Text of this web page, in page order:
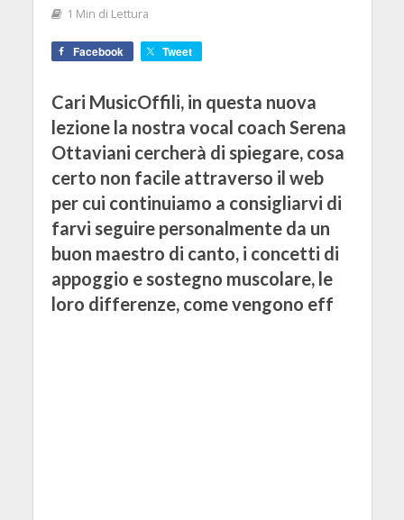
1 Min di Lettura
Facebook Tweet
Cari MusicOffili, in questa nuova
lezione la nostra vocal coach Serena
Ottaviani cercherà di spiegare, cosa
certo non facile attraverso il web
per cui continuiamo a consigliarvi di
farvi seguire personalmente da un
buon maestro di canto, i concetti di
appoggio e sostegno muscolare, le
loro differenze, come vengono eff